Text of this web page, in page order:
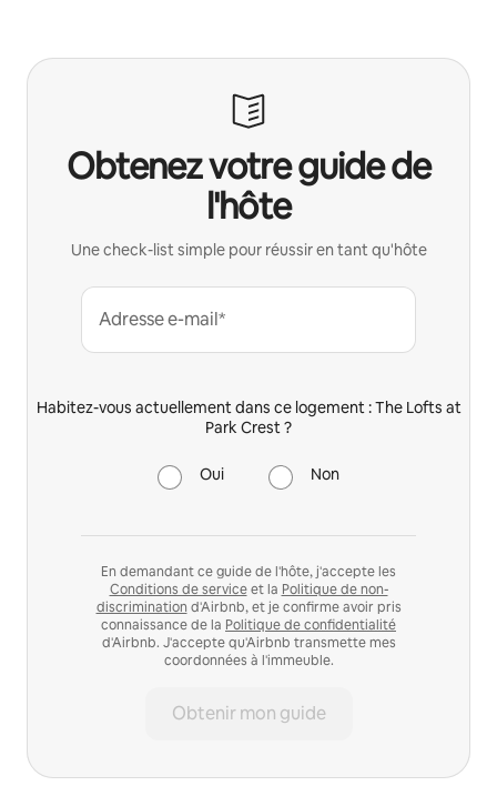
Obtenez votre guide de
l'hôte
Une check-list simple pour réussir en tant qu'hôte
Adresse e-mail*
Habitez-vous actuellement dans ce logement : The Lofts at
Park Crest ?
Oui Non
En demandant ce guide de l'hôte, j'accepte les
Conditions de serviceet la Politique de non-
discrimination d'Airbnb, et je confirme avoir pris
connaissance de la Politique de confidentialité
d'Airbnb. J'accepte qu'Airbnb transmette mes
coordonnées à l'immeuble.
Obtenir mon guide